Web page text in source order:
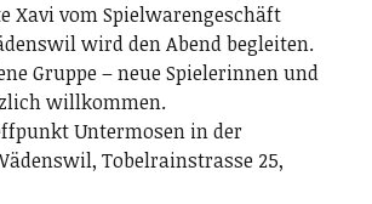
Xavi vom Spielwarengeschäft
wird den Abend begleiten.
Gruppe – neue Spielerinnen und
willkommen.
Untermosen in der
Tobelrainstrasse 25,